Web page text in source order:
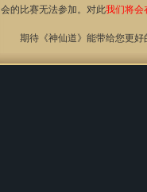
会的比赛无法参加。对此我们将会
期待《神仙道》能带给您更好